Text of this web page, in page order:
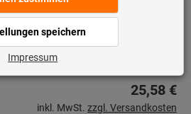
Lieferbar
3 Varianten
25,58 €
inkl. MwSt. zzgl. Versandkosten